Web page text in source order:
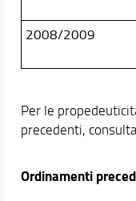
2008/2009
Per le
precedenti,
Ordinamenti